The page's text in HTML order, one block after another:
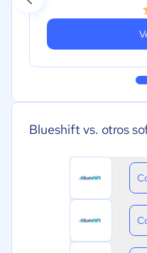
Blueshift vs. otros